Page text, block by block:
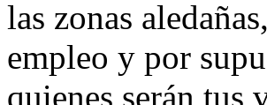
las zonas
empleo y por
quienes serán tus